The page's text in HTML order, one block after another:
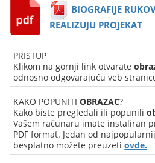
BIOGRAFIJE
REALIZUJU PROJEKAT
PRISTUP
Klikom na gornji link otvarate
odnosno odgovarajuću veb
KAKO POPUNITIOBRAZAC?
Kako biste pregledali ili popunili
Vašem računaru imate instaliran
PDF format. Jedan od
besplatno možete preuzetiovde.